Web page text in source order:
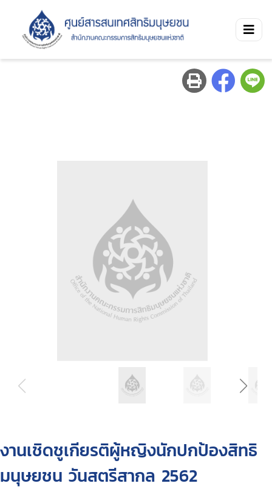
งานเชิดชูเกียรติผู้หญิงนักปกป้องสิทธิ
มนุษยชน วันสตรีสากล 2562